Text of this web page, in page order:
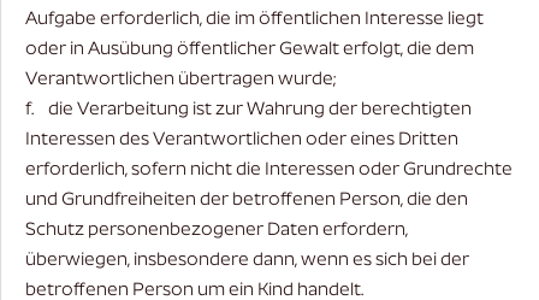
Aufgabe erforderlich, die im öffentlichen Interesse liegt
oder in Ausübung öffentlicher Gewalt erfolgt, die dem
Verantwortlichen übertragen wurde;
f. die Verarbeitung ist zur Wahrung der berechtigten
Interessen des Verantwortlichen oder eines Dritten
erforderlich, sofern nicht die Interessen oder Grundrechte
und Grundfreiheiten der betroffenen Person, die den
Schutz personenbezogener Daten erfordern,
überwiegen, insbesondere dann, wenn es sich bei der
betroffenen Person um ein Kind handelt.